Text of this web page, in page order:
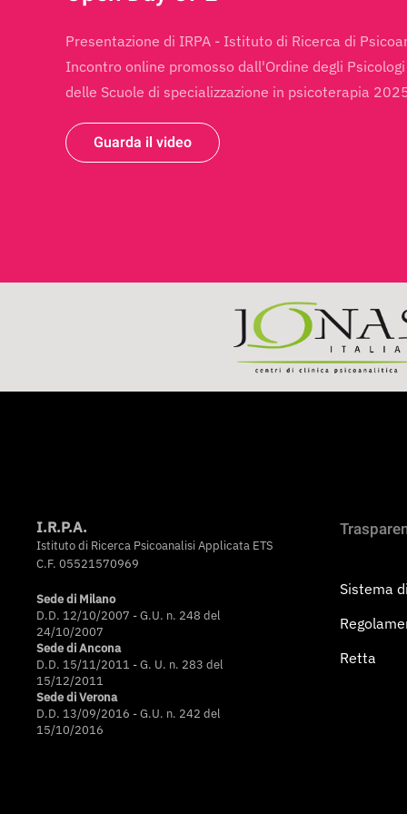
Presentazione di IRPA - Istituto di Ricerca di
Incontro online promosso dall'Ordine degli
delle Scuole di specializzazione in psicoterapia
Guarda il video
I.R.P.A.
Istituto di Ricerca Psicoanalisi Applicata ETS
C.F. 05521570969
Sede di Milano
D.D. 12/10/2007 - G.U. n. 248 del
24/10/2007
Sede di Ancona
D.D. 15/11/2011 - G. U. n. 283 del
15/12/2011
Sede di Verona
D.D. 13/09/2016 - G.U. n. 242 del
15/10/2016
Sistema
Retta